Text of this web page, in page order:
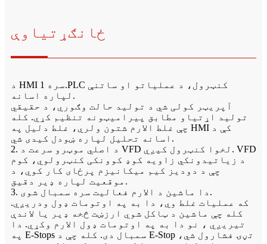
ځانګړتیاوې
د HMI سره 1.PLC کنټرول، د عملیاتو او ساتنې
لپاره اسانه.
آپریټر کولی شي د تولید حالت وګوري، د حقیقي
تولید اړتیاو مطابق پیرامیټونه تنظیم کړي. کله
چې غلط الارم شتون ولري، غلط دلیل په HMI کې د
اسانه تحلیل لپاره ښودل کیدی شي.
2. د اصلي موټرو سرعت د VFD لخوا کنټرول کیږي. VFD
د زیاتیدونکي زاویه کوډ کوونکی کنټرولوي، کوم
چې د دودیز کیم میکانیزم پرځای کار کوي، د
موقعیت لپاره ډیر دقیق.
3. دا ماشین د الارم فعالیت سره سمبال شوی.
که عملیات غلط وي، دا به په اوتومات ډول ودریږي.
کله چې ماشین د ټاکل شوي ارزښت څخه ډیر یا لاندې
تیریږي ، نو دا به په اوتومات ډول الارم وکړي. دا
په E-Stops سمبال دی. کله چې د E-Stop تڼۍ فشارول شي،